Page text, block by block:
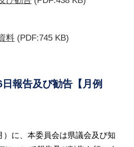
料 (PDF:745 KB)
報告及び勧告【月例
に、本委員会は県議会及び知